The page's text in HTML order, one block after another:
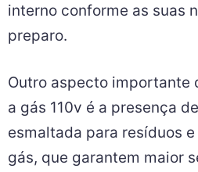
interno conforme as suas
preparo.
Outro aspecto importante
a gás 110v é a presença
esmaltada para resíduos
gás, que garantem maior